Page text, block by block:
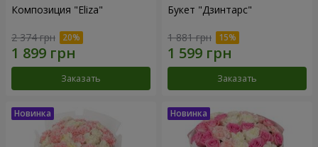
Композиция "Eliza"
2 374 грн
Заказать
Букет "Дзинтарс"
1 881 грн
Заказать